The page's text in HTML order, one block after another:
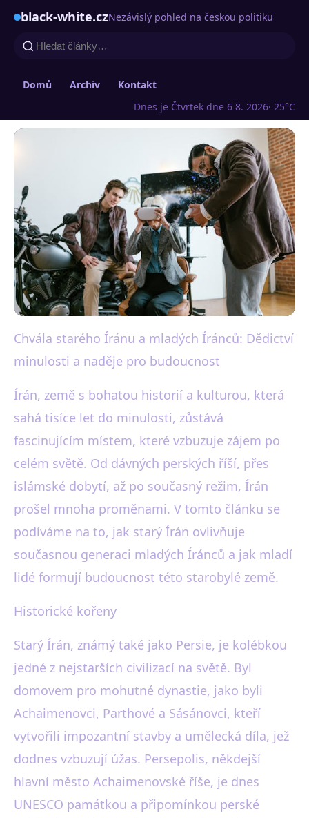
black-white.czNezávislý pohled na českou politiku
Domů Archiv
Kontakt
Dnes je Čtvrtek dne 6 8. 2026· 25°C
black-white.cz
Starý Írán Inspire Mladé:
Dědictví a Naděje v Moderním
Světě
22. 6. 2025
Chvála starého Íránu a mladých Íránců: Dědictví
minulosti a naděje pro budoucnost
Írán, země s bohatou historií a kulturou, která
sahá tisíce let do minulosti, zůstává
fascinujícím místem, které vzbuzuje zájem po
celém světě. Od dávných perských říší, přes
islámské dobytí, až po současný režim, Írán
prošel mnoha proměnami. V tomto článku se
podíváme na to, jak starý Írán ovlivňuje
současnou generaci mladých Íránců a jak mladí
lidé formují budoucnost této starobylé země.
Historické kořeny
Starý Írán, známý také jako Persie, je kolébkou
jedné z nejstarších civilizací na světě. Byl
domovem pro mohutné dynastie, jako byli
Achaimenovci, Parthové a Sásánovci, kteří
vytvořili impozantní stavby a umělecká díla, jež
dodnes vzbuzují úžas. Persepolis, někdejší
hlavní město Achaimenovské říše, je dnes
UNESCO památkou a připomínkou perské